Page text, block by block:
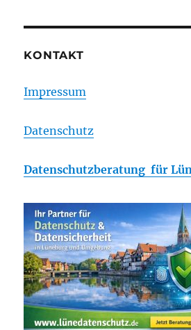
KONTAKT
Impressum
Datenschutz
Datenschutzberatung für